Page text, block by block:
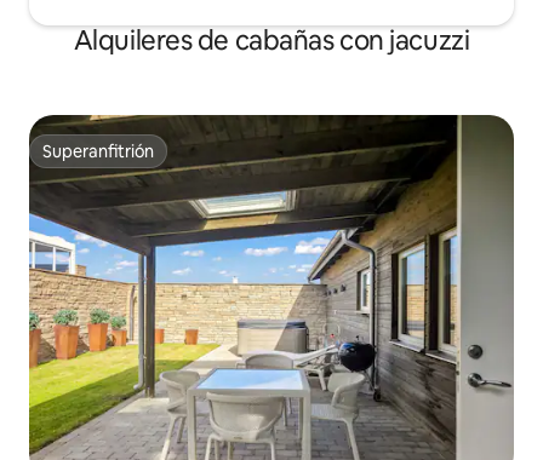
Alquileres de cabañas con jacuzzi
Superanfitrión
Superanfitrión